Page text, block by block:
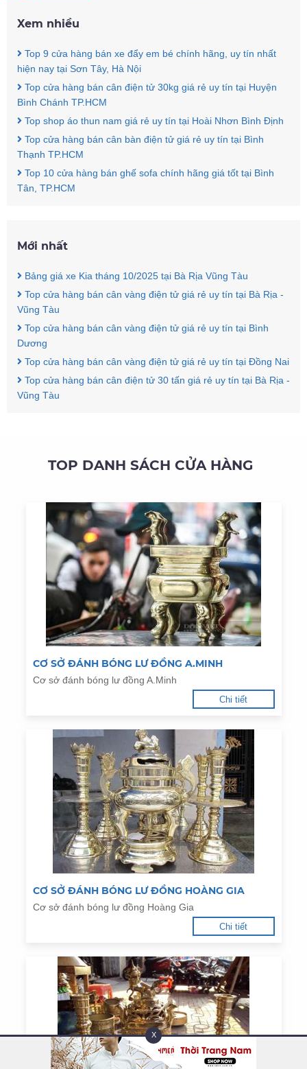
Xem nhiều
Top 9 cửa hàng bán xe đẩy em bé chính hãng, uy tín nhất
hiện nay tại Sơn Tây, Hà Nội
Top cửa hàng bán cân điện tử 30kg giá rẻ uy tín tại Huyện
Bình Chánh TP.HCM
Top shop áo thun nam giá rẻ uy tín tại Hoài Nhơn Bình Định
Top cửa hàng bán cân bàn điện tử giá rẻ uy tín tại Bình
Thạnh TP.HCM
Top 10 cửa hàng bán ghế sofa chính hãng giá tốt tại Bình
Tân, TP.HCM
Mới nhất
Bảng giá xe Kia tháng 10/2025 tại Bà Rịa Vũng Tàu
Top cửa hàng bán cân vàng điện tử giá rẻ uy tín tại Bà Rịa -
Vũng Tàu
Top cửa hàng bán cân vàng điện tử giá rẻ uy tín tại Bình
Dương
Top cửa hàng bán cân vàng điện tử giá rẻ uy tín tại Đồng Nai
Top cửa hàng bán cân điện tử 30 tấn giá rẻ uy tín tại Bà Rịa -
Vũng Tàu
TOP DANH SÁCH CỬA HÀNG
CƠ SỞ ĐÁNH BÓNG LƯ ĐỒNG A.MINH
Cơ sở đánh bóng lư đồng A.Minh
Chi tiết
CƠ SỞ ĐÁNH BÓNG LƯ ĐỒNG HOÀNG GIA
Cơ sở đánh bóng lư đồng Hoàng Gia
Chi tiết
X